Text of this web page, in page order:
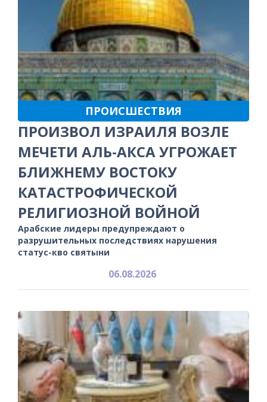
ПРОИСШЕСТВИЯ
ПРОИЗВОЛ ИЗРАИЛЯ ВОЗЛЕ
МЕЧЕТИ АЛЬ-АКСА УГРОЖАЕТ
БЛИЖНЕМУ ВОСТОКУ
КАТАСТРОФИЧЕСКОЙ
РЕЛИГИОЗНОЙ ВОЙНОЙ
Арабские лидеры предупреждают о
разрушительных последствиях нарушения
статус-кво святыни
06.08.2026